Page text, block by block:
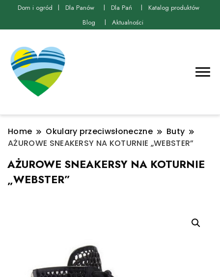
Dom i ogród Dla Panów Dla Pań
Katalog produktów
Blog
Aktualności
Home Okulary przeciwsłoneczne
Buty
AŻUROWE SNEAKERSY NA KOTURNIE „WEBSTER”
AŻUROWE SNEAKERSY NA KOTURNIE
„WEBSTER”